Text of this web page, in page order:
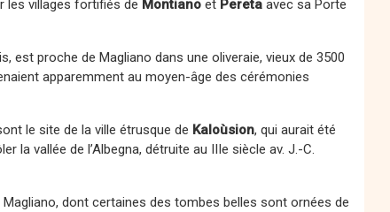
les villages fortifiés de Montiano et Pereta avec sa Porte
est proche de Magliano dans une oliveraie, vieux de 3500
apparemment au moyen-âge des cérémonies
le site de la ville étrusque de Kaloùsion, qui aurait été
la vallée de l’Albegna, détruite au IIIe siècle av. J.-C.
dont certaines des tombes belles sont ornées de